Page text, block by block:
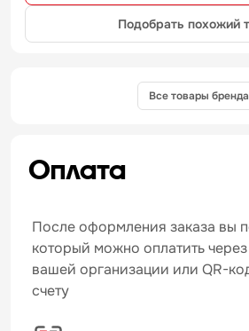
Подобрать похожий
Все товары бренда
Оплата
После оформления заказа вы
который можно оплатить
вашей организации или QR-
счету